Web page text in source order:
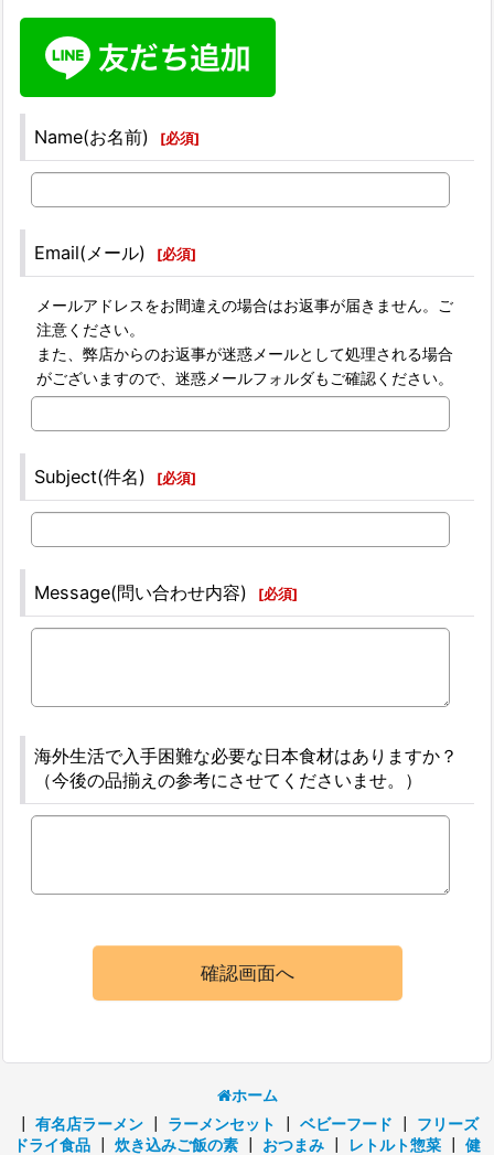
Name(お名前) [必須]
Email(メール) [必須]
メールアドレスをお間違えの場合はお返事が届きません。ご
注意ください。
また、弊店からのお返事が迷惑メールとして処理される場合
がございますので、迷惑メールフォルダもご確認ください。
Subject(件名) [必須]
Message(問い合わせ内容) [必須]
海外生活で入手困難な必要な日本食材はありますか？
（今後の品揃えの参考にさせてくださいませ。）
確認画面へ
ホーム
有名店ラーメン ラーメンセット ベビーフード
フリーズ
ドライ食品
炊き込みご飯の素 おつまみ レトルト惣菜
健